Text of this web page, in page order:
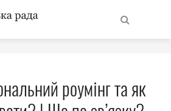
роумінг та як